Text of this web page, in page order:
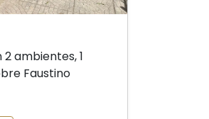
ambientes, 1
Faustino